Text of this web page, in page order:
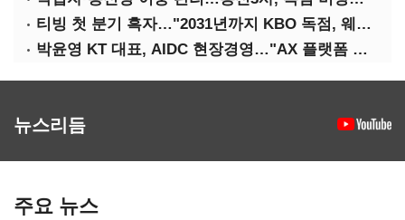
티빙 첫 분기 흑자…"2031년까지 KBO 독점, 웨이브 합병도 속도"
박윤영 KT 대표, AIDC 현장경영…"AX 플랫폼 핵심 인프라로 키운다"
뉴스리듬
주요 뉴스